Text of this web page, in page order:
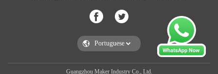
Guangzhou Maker Industry Co., Ltd.